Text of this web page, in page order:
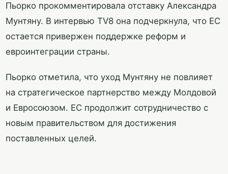
Пьорко прокомментировала отставку Александра
Мунтяну. В интервью TV8 она подчеркнула, что ЕС
остается привержен поддержке реформ и
евроинтеграции страны.
Пьорко отметила, что уход Мунтяну не повлияет
на стратегическое партнерство между Молдовой
и Евросоюзом. ЕС продолжит сотрудничество с
новым правительством для достижения
поставленных целей.